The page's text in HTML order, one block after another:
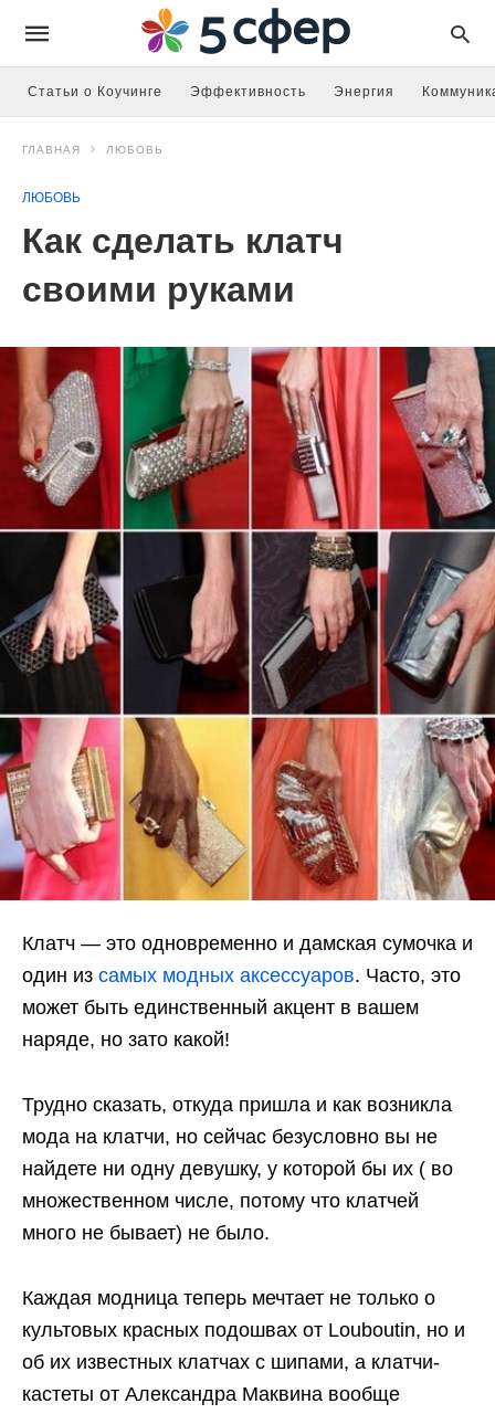
Статьи о Коучинге Эффективность Энергия
ГЛАВНАЯ ЛЮБОВЬ
ЛЮБОВЬ
Как сделать клатч
своими руками
Клатч — это одновременно и дамская сумочка и
один из самых модных аксессуаров. Часто, это
может быть единственный акцент в вашем
наряде, но зато какой!
Трудно сказать, откуда пришла и как возникла
мода на клатчи, но сейчас безусловно вы не
найдете ни одну девушку, у которой бы их ( во
множественном числе, потому что клатчей
много не бывает) не было.
Каждая модница теперь мечтает не только о
культовых красных подошвах от Louboutin, но и
об их известных клатчах с шипами, а клатчи-
кастеты от Александра Маквина вообще